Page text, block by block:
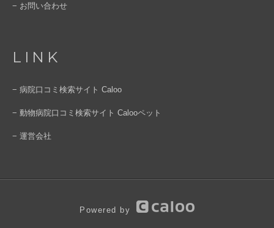
− お問い合わせ
LINK
− 病院口コミ検索サイト Caloo
− 動物病院口コミ検索サイト Calooペット
− 運営会社
Powered by